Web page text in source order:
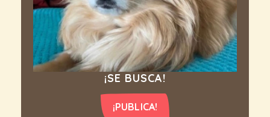
¡SE BUSCA!
¡PUBLICA!